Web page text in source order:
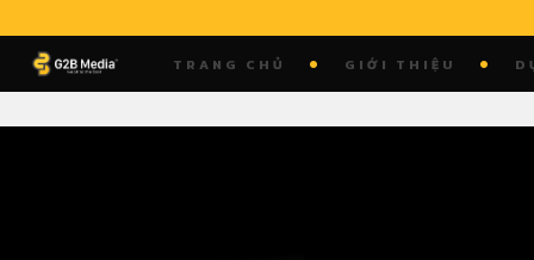
to
content
TRANG CHỦ GIỚI THIỆU